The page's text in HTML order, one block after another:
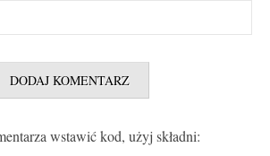
wstawić kod, użyj składni: